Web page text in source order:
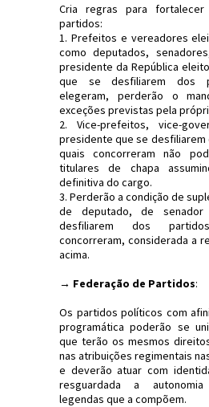
Cria regras para
partidos:
1. Prefeitos e vereadores
como deputados,
presidente da República
que se desfiliarem dos
elegeram, perderão o
exceções previstas pela
2. Vice-prefeitos, vice-
presidente que se
quais concorreram não
titulares de chapa
definitiva do cargo.
3. Perderão a condição de
de deputado, de
desfiliarem dos
concorreram, considerada a
acima.
→ Federação de Partidos:
Os partidos políticos com
programática poderão se
que terão os mesmos
nas atribuições regimentais
e deverão atuar com
resguardada a
legendas que a compõem.